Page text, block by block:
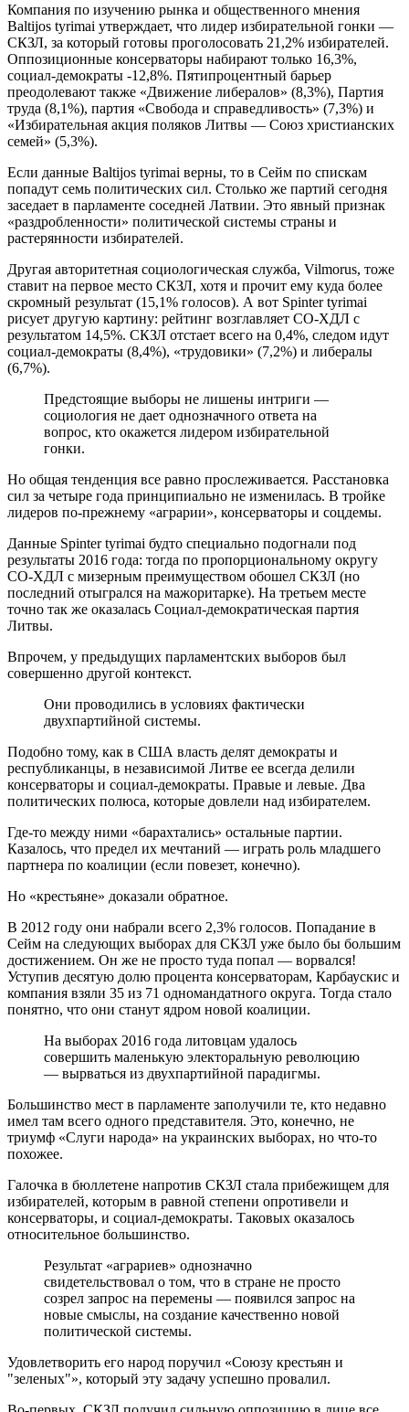
Компания по изучению рынка и общественного мнения
Baltijos tyrimai утверждает, что лидер избирательной гонки —
СКЗЛ, за который готовы проголосовать 21,2% избирателей.
Оппозиционные консерваторы набирают только 16,3%,
социал-демократы -12,8%. Пятипроцентный барьер
преодолевают также «Движение либералов» (8,3%), Партия
труда (8,1%), партия «Свобода и справедливость» (7,3%) и
«Избирательная акция поляков Литвы — Союз христианских
семей» (5,3%).
Если данные Baltijos tyrimai верны, то в Сейм по спискам
попадут семь политических сил. Столько же партий сегодня
заседает в парламенте соседней Латвии. Это явный признак
«раздробленности» политической системы страны и
растерянности избирателей.
Другая авторитетная социологическая служба, Vilmorus, тоже
ставит на первое место СКЗЛ, хотя и прочит ему куда более
скромный результат (15,1% голосов). А вот Spinter tyrimai
рисует другую картину: рейтинг возглавляет СО-ХДЛ с
результатом 14,5%. СКЗЛ отстает всего на 0,4%, следом идут
социал-демократы (8,4%), «трудовики» (7,2%) и либералы
(6,7%).
Предстоящие выборы не лишены интриги —
социология не дает однозначного ответа на
вопрос, кто окажется лидером избирательной
гонки.
Но общая тенденция все равно прослеживается. Расстановка
сил за четыре года принципиально не изменилась. В тройке
лидеров по-прежнему «аграрии», консерваторы и соцдемы.
Данные Spinter tyrimai будто специально подогнали под
результаты 2016 года: тогда по пропорциональному округу
СО-ХДЛ с мизерным преимуществом обошел СКЗЛ (но
последний отыгрался на мажоритарке). На третьем месте
точно так же оказалась Социал-демократическая партия
Литвы.
Впрочем, у предыдущих парламентских выборов был
совершенно другой контекст.
Они проводились в условиях фактически
двухпартийной системы.
Подобно тому, как в США власть делят демократы и
республиканцы, в независимой Литве ее всегда делили
консерваторы и социал-демократы. Правые и левые. Два
политических полюса, которые довлели над избирателем.
Где-то между ними «барахтались» остальные партии.
Казалось, что предел их мечтаний — играть роль младшего
партнера по коалиции (если повезет, конечно).
Но «крестьяне» доказали обратное.
В 2012 году они набрали всего 2,3% голосов. Попадание в
Сейм на следующих выборах для СКЗЛ уже было бы большим
достижением. Он же не просто туда попал — ворвался!
Уступив десятую долю процента консерваторам, Карбаускис и
компания взяли 35 из 71 одномандатного округа. Тогда стало
понятно, что они станут ядром новой коалиции.
На выборах 2016 года литовцам удалось
совершить маленькую электоральную революцию
— вырваться из двухпартийной парадигмы.
Большинство мест в парламенте заполучили те, кто недавно
имел там всего одного представителя. Это, конечно, не
триумф «Слуги народа» на украинских выборах, но что-то
похожее.
Галочка в бюллетене напротив СКЗЛ стала прибежищем для
избирателей, которым в равной степени опротивели и
консерваторы, и социал-демократы. Таковых оказалось
относительное большинство.
Результат «аграриев» однозначно
свидетельствовал о том, что в стране не просто
созрел запрос на перемены — появился запрос на
новые смыслы, на создание качественно новой
политической системы.
Удовлетворить его народ поручил «Союзу крестьян и
"зеленых"», который эту задачу успешно провалил.